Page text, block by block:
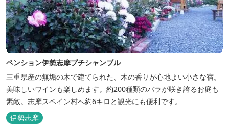
ペンション伊勢志摩プチシャンブル
三重県産の無垢の木で建てられた、木の香りが心地よい小さな宿。
美味しいワインも楽しめます。約200種類のバラが咲き誇るお庭も
素敵。志摩スペイン村へ約6キロと観光にも便利です。
伊勢志摩